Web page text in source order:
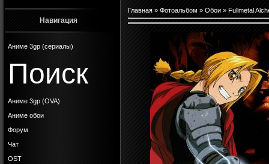
Навигация
Аниме 3gp (сериалы)
Поиск
Аниме 3gp (OVA)
Аниме обои
Форум
Чат
OST
Главная » Фотоальбом » Обои » Fullmetal